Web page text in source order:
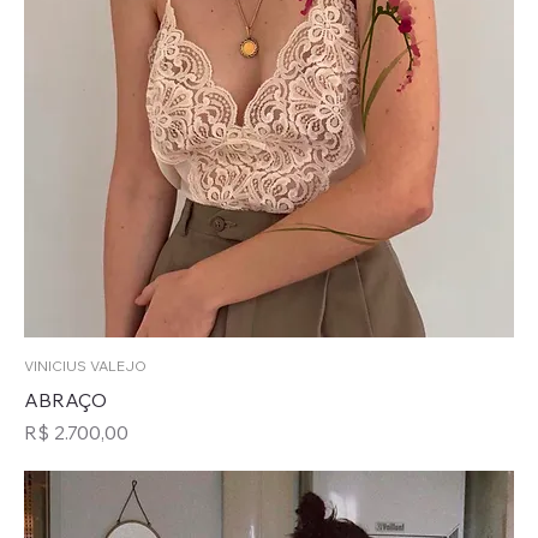
VINICIUS VALEJO
ABRAÇO
Preço
R$ 2.700,00